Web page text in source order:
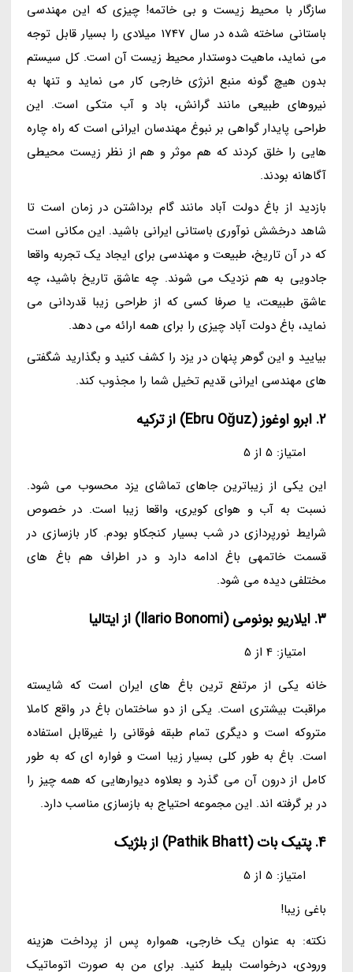
سازگار با محیط زیست و بی خاتمه! چیزی که این مهندسی
باستانی ساخته شده در سال 1747 میلادی را بسیار قابل توجه
می نماید، ماهیت دوستدار محیط زیست آن است. کل سیستم
بدون هیچ گونه منبع انرژی خارجی کار می نماید و تنها به
نیروهای طبیعی مانند گرانش، باد و آب متکی است. این
طراحی پایدار گواهی بر نبوغ مهندسان ایرانی است که راه چاره
هایی را خلق کردند که هم موثر و هم از نظر زیست محیطی
آگاهانه بودند.
بازدید از باغ دولت آباد مانند گام برداشتن در زمان است تا
شاهد درخشش نوآوری باستانی ایرانی باشید. این مکانی است
که در آن تاریخ، طبیعت و مهندسی برای ایجاد یک تجربه واقعا
جادویی به هم نزدیک می شوند. چه عاشق تاریخ باشید، چه
عاشق طبیعت، یا صرفا کسی که از طراحی زیبا قدردانی می
نماید، باغ دولت آباد چیزی را برای همه ارائه می دهد.
بیایید و این گوهر پنهان در یزد را کشف کنید و بگذارید شگفتی
های مهندسی ایرانی قدیم تخیل شما را مجذوب کند.
2. ابرو اوغوز (Ebru Oğuz) از ترکیه
امتیاز: 5 از 5
این یکی از زیباترین جاهای تماشای یزد محسوب می شود.
نسبت به آب و هوای کویری، واقعا زیبا است. در خصوص
شرایط نورپردازی در شب بسیار کنجکاو بودم. کار بازسازی در
قسمت خاتمهی باغ ادامه دارد و در اطراف هم باغ های
مختلفی دیده می شود.
3. ایلاریو بونومی (Ilario Bonomi) از ایتالیا
امتیاز: 4 از 5
خانه یکی از مرتفع ترین باغ های ایران است که شایسته
مراقبت بیشتری است. یکی از دو ساختمان باغ در واقع کاملا
متروکه است و دیگری تمام طبقه فوقانی را غیرقابل استفاده
است. باغ به طور کلی بسیار زیبا است و فواره ای که به طور
کامل از درون آن می گذرد و بعلاوه دیوارهایی که همه چیز را
در بر گرفته اند. این مجموعه احتیاج به بازسازی مناسب دارد.
4. پتیک بات (Pathik Bhatt) از بلژیک
امتیاز: 5 از 5
باغی زیبا!
نکته: به عنوان یک خارجی، همواره پس از پرداخت هزینه
ورودی، درخواست بلیط کنید. برای من به صورت اتوماتیک